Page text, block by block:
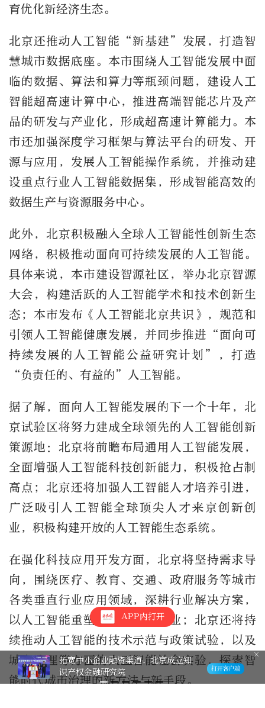
育优化新经济生态。
北京还推动人工智能“新基建”发展，打造智
慧城市数据底座。本市围绕人工智能发展中面
临的数据、算法和算力等瓶颈问题，建设人工
智能超高速计算中心，推进高端智能芯片及产
品的研发与产业化，形成超高速计算能力。本
市还加强深度学习框架与算法平台的研发、开
源与应用，发展人工智能操作系统，并推动建
设重点行业人工智能数据集，形成智能高效的
数据生产与资源服务中心。
此外，北京积极融入全球人工智能性创新生态
网络，积极推动面向可持续发展的人工智能。
具体来说，本市建设智源社区，举办北京智源
大会，构建活跃的人工智能学术和技术创新生
态；本市发布《人工智能北京共识》，规范和
引领人工智能健康发展，并同步推进“面向可
持续发展的人工智能公益研究计划”，打造
“负责任的、有益的”人工智能。
据了解，面向人工智能发展的下一个十年，北
京试验区将努力建成全球领先的人工智能创新
策源地：北京将前瞻布局通用人工智能发展，
全面增强人工智能科技创新能力，积极抢占制
高点；北京还将加强人工智能人才培养引进，
广泛吸引人工智能全球顶尖人才来京创新创
业，积极构建开放的人工智能生态系统。
在强化科技应用开发方面，北京将坚持需求导
向，围绕医疗、教育、交通、政府服务等城市
各类垂直行业应用领域，深耕行业解决方案，
以人工智能重塑城市、赋能产业；北京还将持
续推动人工智能的技术示范与政策试验，以及
城市治理等方面的人工智能社会实验，探索智
能时代城市治理的新方法与新手段。
APP内打开
拓宽中小企业融资渠道，北京成立知
识产权金融研究院